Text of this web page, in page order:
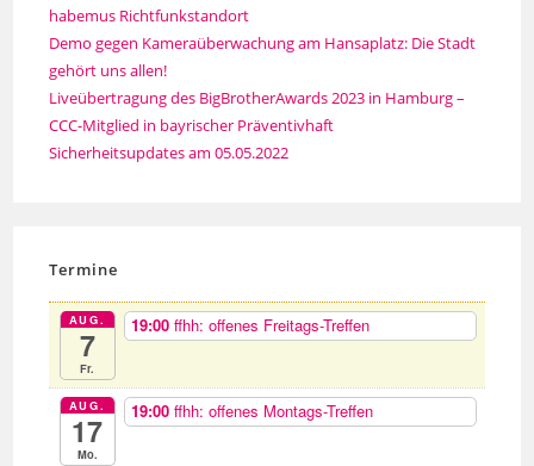
habemus Richtfunkstandort
Demo gegen Kameraüberwachung am Hansaplatz: Die Stadt
gehört uns allen!
Liveübertragung des BigBrotherAwards 2023 in Hamburg –
CCC-Mitglied in bayrischer Präventivhaft
Sicherheitsupdates am 05.05.2022
Termine
AUG.
7
Fr.
19:00 ffhh: offenes Freitags-Treffen
AUG.
17
Mo.
19:00 ffhh: offenes Montags-Treffen